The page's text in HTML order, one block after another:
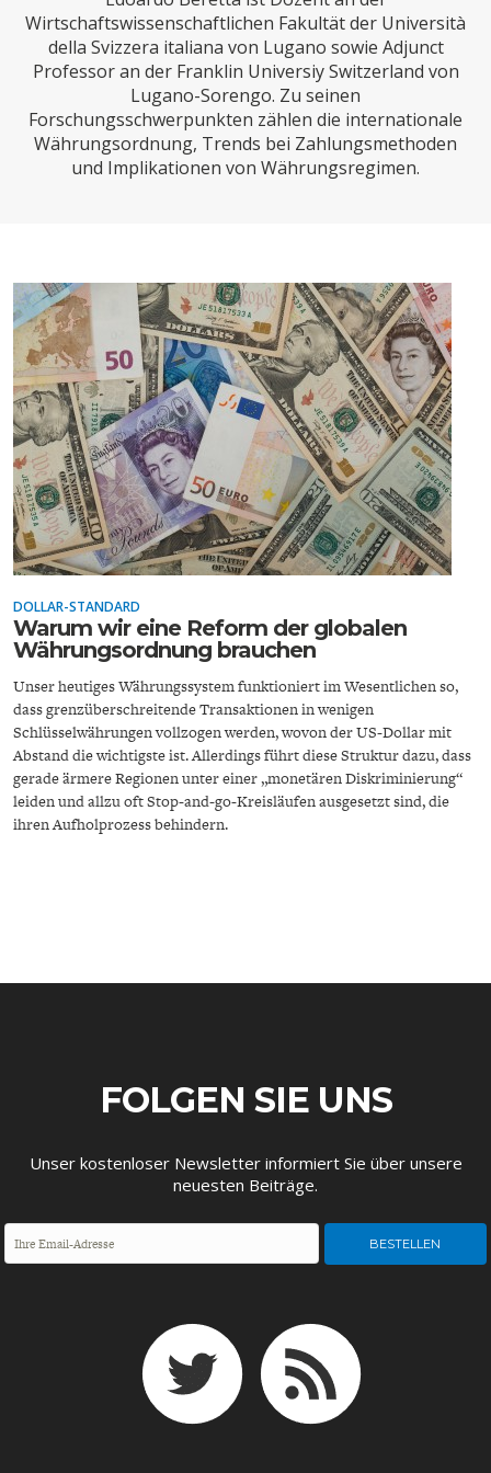
SUCHE
ABO/LOGIN
ECONOMISTS FOR FUTURE
INDUSTRIEPOLITIK
CIRCULAR ECONOMY
UNGLEICHHEIT UND
MACHT
DEUTSCHLAND
ENERGIE & UMWELT
ENTWICKLUNGSPOLITIK
EUROPA
Wirtschaftswissenschaftlichen Fakultät der Università
della Svizzera italiana von Lugano sowie Adjunct
Professor an der Franklin Universiy Switzerland von
Lugano-Sorengo. Zu seinen
Forschungsschwerpunkten zählen die internationale
Währungsordnung, Trends bei Zahlungsmethoden
und Implikationen von Währungsregimen.
DOLLAR-STANDARD
Warum wir eine Reform der globalen
Währungsordnung brauchen
Unser heutiges Währungssystem funktioniert im Wesentlichen so,
dass grenzüberschreitende Transaktionen in wenigen
Schlüsselwährungen vollzogen werden, wovon der US-Dollar mit
Abstand die wichtigste ist. Allerdings führt diese Struktur dazu, dass
gerade ärmere Regionen unter einer „monetären Diskriminierung“
leiden und allzu oft Stop-and-go-Kreisläufen ausgesetzt sind, die
ihren Aufholprozess behindern.
FOLGEN SIE UNS
Unser kostenloser Newsletter informiert Sie über unsere
neuesten Beiträge.